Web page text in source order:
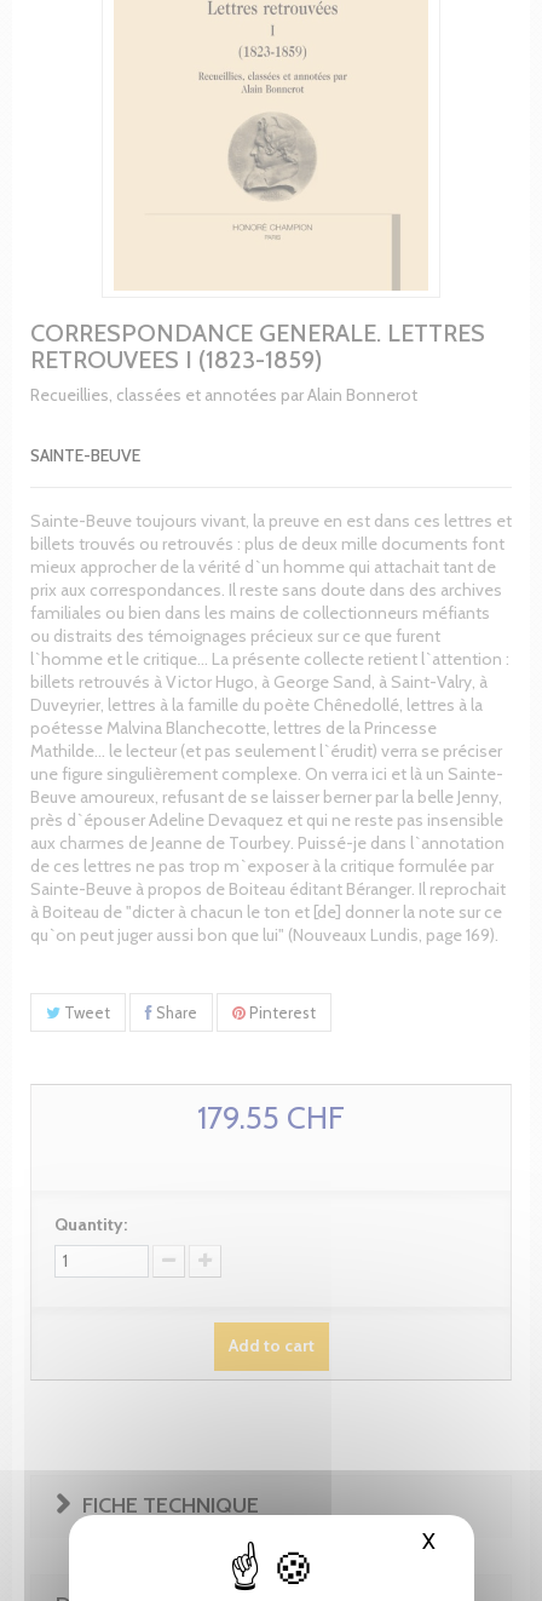
XHide
CORRESPONDANCE GENERALE. LETTRES
RETROUVEES I (1823-1859)
Recueillies, classées et annotées par Alain Bonnerot
SAINTE-BEUVE
Sainte-Beuve toujours vivant, la preuve en est dans ces lettres et
billets trouvés ou retrouvés : plus de deux mille documents font
mieux approcher de la vérité d`un homme qui attachait tant de
prix aux correspondances. Il reste sans doute dans des archives
familiales ou bien dans les mains de collectionneurs méfiants
ou distraits des témoignages précieux sur ce que furent
l`homme et le critique… La présente collecte retient l`attention :
billets retrouvés à Victor Hugo, à George Sand, à Saint-Valry, à
Duveyrier, lettres à la famille du poète Chênedollé, lettres à la
poétesse Malvina Blanchecotte, lettres de la Princesse
Mathilde… le lecteur (et pas seulement l`érudit) verra se préciser
une figure singulièrement complexe. On verra ici et là un Sainte-
Beuve amoureux, refusant de se laisser berner par la belle Jenny,
près d`épouser Adeline Devaquez et qui ne reste pas insensible
aux charmes de Jeanne de Tourbey. Puissé-je dans l`annotation
de ces lettres ne pas trop m`exposer à la critique formulée par
Sainte-Beuve à propos de Boiteau éditant Béranger. Il reprochait
à Boiteau de "dicter à chacun le ton et [de] donner la note sur ce
qu`on peut juger aussi bon que lui" (Nouveaux Lundis, page 169).
Tweet Share Pinterest
179.55 CHF
Quantity:
Add to cart
FICHE TECHNIQUE